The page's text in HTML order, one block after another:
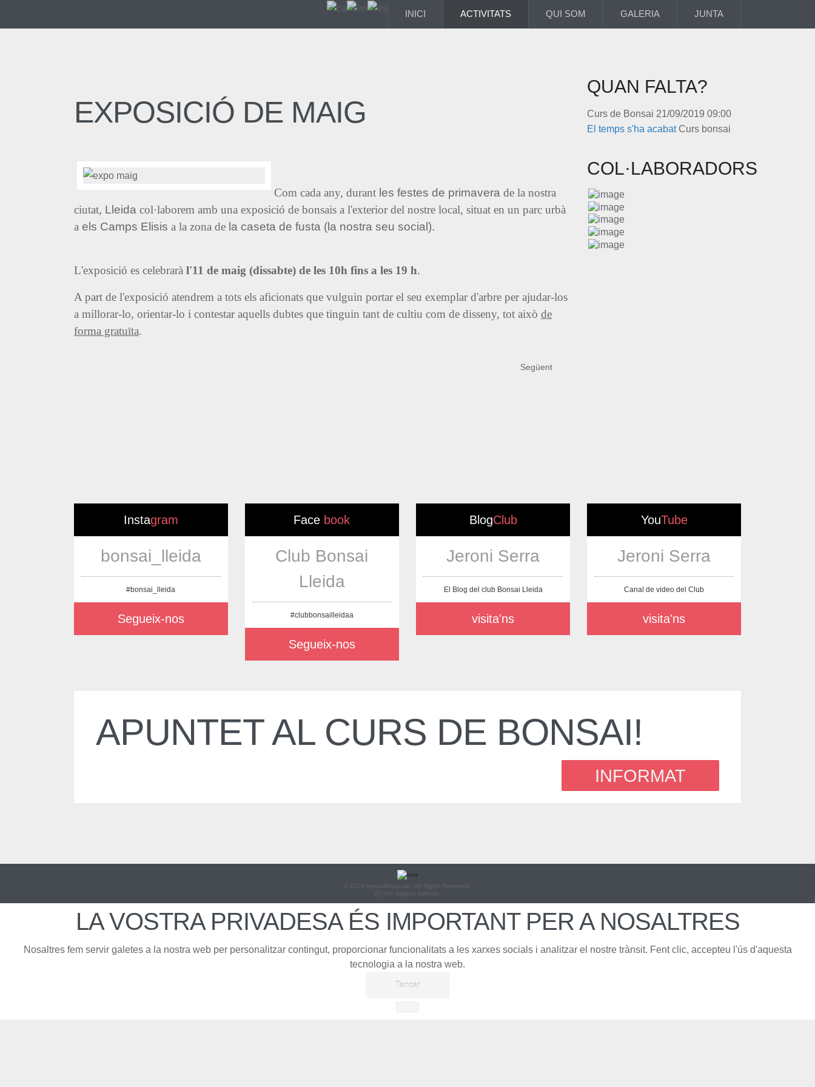
INICI ACTIVITATS QUI SOM GALERIA JUNTA
EXPOSICIÓ DE MAIG
Com cada any, durant les festes de primavera de la nostra
ciutat, Lleida col·laborem amb una exposició de bonsais a l'exterior del nostre local, situat en un parc urbà
a els Camps Elisis a la zona de la caseta de fusta (la nostra seu social).
L'exposició es celebrarà l'11 de maig (dissabte) de les 10h fins a les 19 h.
A part de l'exposició atendrem a tots els aficionats que vulguin portar el seu exemplar d'arbre per ajudar-los
a millorar-lo, orientar-lo i contestar aquells dubtes que tinguin tant de cultiu com de disseny, tot això de
forma gratuïta.
Següent
QUAN FALTA?
Curs de Bonsai 21/09/2019 09:00
El temps s'ha acabat Curs bonsai
COL·LABORADORS
Instagram
bonsai_lleida
#bonsai_lleida
Segueix-nos
Face book
Club Bonsai
Lleida
#clubbonsailleidaa
Segueix-nos
BlogClub
Jeroni Serra
El Blog del club Bonsai Lleida
visita'ns
YouTube
Jeroni Serra
Canal de video del Club
visita'ns
APUNTET AL CURS DE BONSAI!
INFORMAT
© 2019 bonsailleida.cat / All Rights Reserved.
(C) the original authors.
LA VOSTRA PRIVADESA ÉS IMPORTANT PER A NOSALTRES
Nosaltres fem servir galetes a la nostra web per personalitzar contingut, proporcionar funcionalitats a les xarxes socials i analitzar el nostre trànsit. Fent clic, accepteu l'ús d'aquesta
tecnologia a la nostra web.
Tancar